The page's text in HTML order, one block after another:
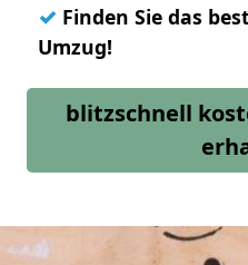
✓ Finden Sie das
Umzug!
blitzschnell